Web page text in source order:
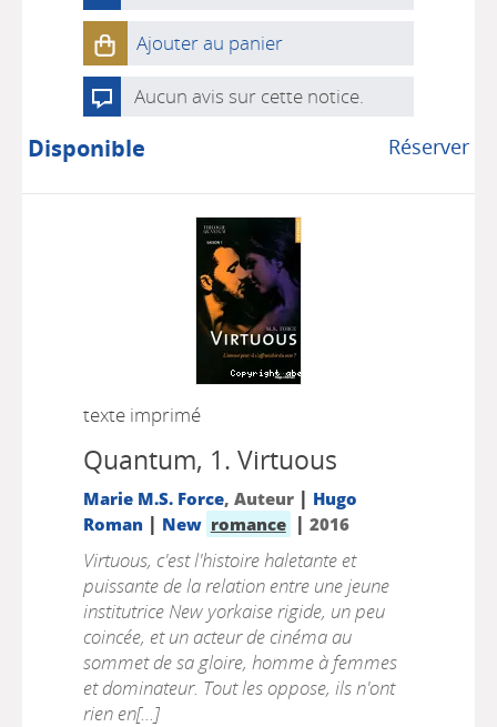
Ajouter au panier
Aucun avis sur cette notice.
Réserver
Disponible
texte imprimé
Quantum, 1. Virtuous
Marie M.S. Force, Auteur | Hugo
Roman | New romance | 2016
Virtuous, c'est l'histoire haletante et
puissante de la relation entre une jeune
institutrice New yorkaise rigide, un peu
coincée, et un acteur de cinéma au
sommet de sa gloire, homme à femmes
et dominateur. Tout les oppose, ils n'ont
rien en[...]